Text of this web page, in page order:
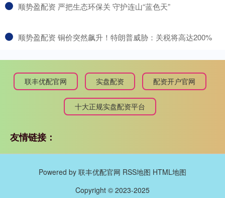
​顺势盈配资 严把生态环保关 守护连山“蓝色天”
​顺势盈配资 铜价突然飙升！特朗普威胁：关税将高达200%
联丰优配官网 实盘配资 配资开户官网
十大正规实盘配资平台
友情链接：
Powered by 联丰优配官网 RSS地图 HTML地图
Copyright © 2023-2025